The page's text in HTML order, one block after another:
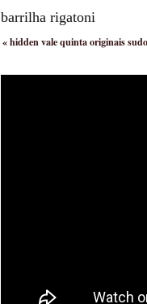
barrilha rigatoni
«hidden vale quinta originais